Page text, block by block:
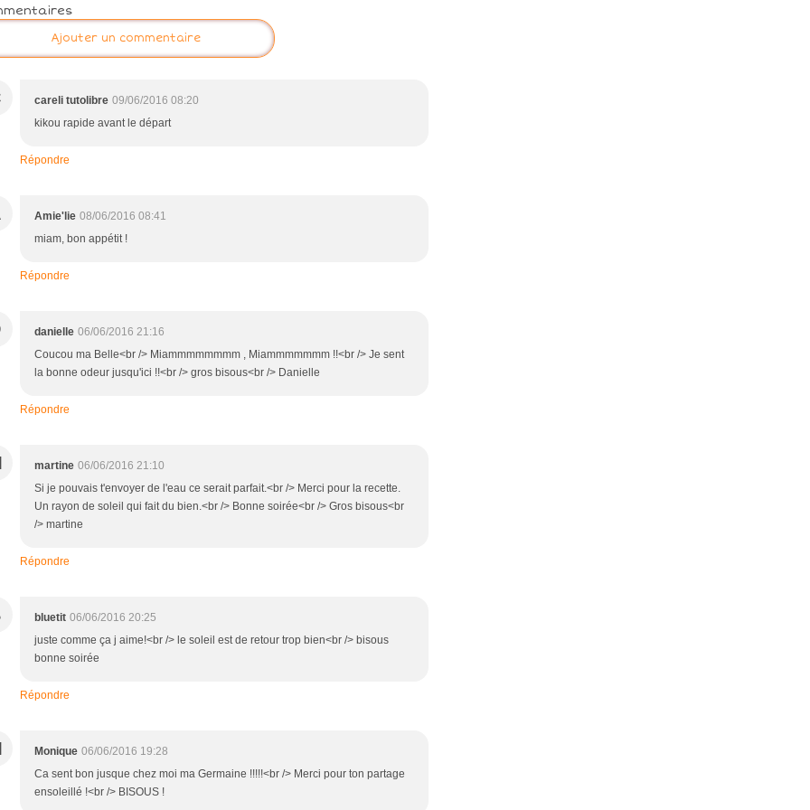
Ajouter un commentaire
careli tutolibre 09/06/2016 08:20
kikou rapide avant le départ
Répondre
Amie'lie 08/06/2016 08:41
miam, bon appétit !
Répondre
danielle 06/06/2016 21:16
Coucou ma Belle<br /> Miammmmmmmm , Miammmmmmm !!<br /> Je sent
la bonne odeur jusqu'ici !!<br /> gros bisous<br /> Danielle
Répondre
martine 06/06/2016 21:10
Si je pouvais t'envoyer de l'eau ce serait parfait.<br /> Merci pour la recette.
Un rayon de soleil qui fait du bien.<br /> Bonne soirée<br /> Gros bisous<br
/> martine
Répondre
bluetit 06/06/2016 20:25
juste comme ça j aime!<br /> le soleil est de retour trop bien<br /> bisous
bonne soirée
Répondre
Monique 06/06/2016 19:28
Ca sent bon jusque chez moi ma Germaine !!!!!<br /> Merci pour ton partage
ensoleillé !<br /> BISOUS !